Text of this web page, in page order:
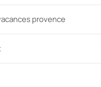
provence